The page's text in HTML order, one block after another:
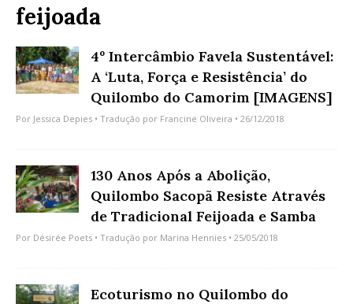
feijoada
4º Intercâmbio Favela Sustentável:
A ‘Luta, Força e Resistência’ do
Quilombo do Camorim [IMAGENS]
Por Jessica Depies • Tradução por Francine Oliveira • 26/12/2018
130 Anos Após a Abolição,
Quilombo Sacopã Resiste Através
de Tradicional Feijoada e Samba
Por Désirée Poets • Tradução por Marina Hennies • 25/05/2018
Ecoturismo no Quilombo do